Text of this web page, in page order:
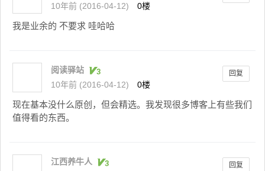
10年前 (2016-04-12)
0楼
我是业余的 不要求 哇哈哈
阅读驿站
10年前 (2016-04-12)
0楼
回复
现在基本没什么原创，但会精选。我发现很多博客上有些我们
值得看的东西。
江西养牛人
回复